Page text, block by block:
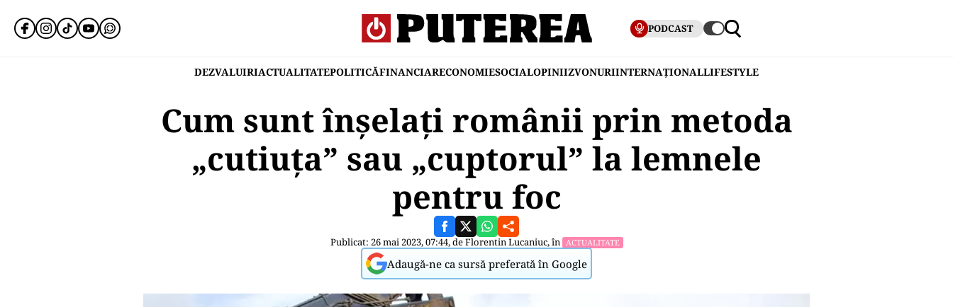
PODCAST
DEZVALUIRIACTUALITATEPOLITICĂFINANCIARECONOMIESOCIALOPINIIZVONURIINTERNAȚIONALLIFESTYLE
Cum sunt înșelați românii prin metoda
„cutiuța” sau „cuptorul” la lemnele
pentru foc
Publicat: 26 mai 2023, 07:44, deFlorentin Lucaniuc, în ACTUALITATE
Adaugă-ne ca sursă preferată în Google